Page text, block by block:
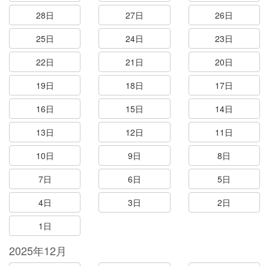
28日 27日
26日
25日
24日
23日
22日
21日
20日
19日
18日
17日
16日
15日
14日
13日
12日
11日
10日
9日
8日
7日
6日
5日
4日
3日
2日
1日
2025年12月